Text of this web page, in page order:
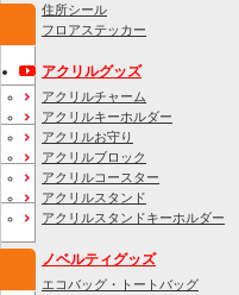
住所シール
フロアステッカー
アクリルグッズ
アクリルチャーム
アクリルキーホルダー
アクリルお守り
アクリルブロック
アクリルコースター
アクリルスタンド
アクリルスタンドキーホルダー
ノベルティグッズ
エコバッグ・トートバッグ